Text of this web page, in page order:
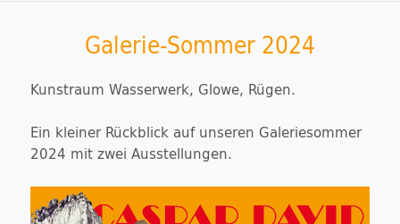
Galerie-Sommer 2024
Kunstraum Wasserwerk, Glowe, Rügen.
Ein kleiner Rückblick auf unseren Galeriesommer
2024 mit zwei Ausstellungen.